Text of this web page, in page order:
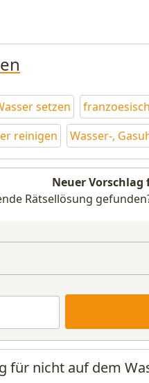
setzen
reinigen Wasser-,
Neuer
Rätsellösung
für nicht auf dem